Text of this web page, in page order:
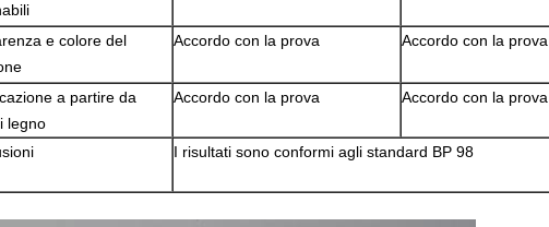
e colore del
Accordo con la prova Accordo con la prova
a partire da
legno
Accordo con la prova Accordo con la prova
I risultati sono conformi agli standard BP 98